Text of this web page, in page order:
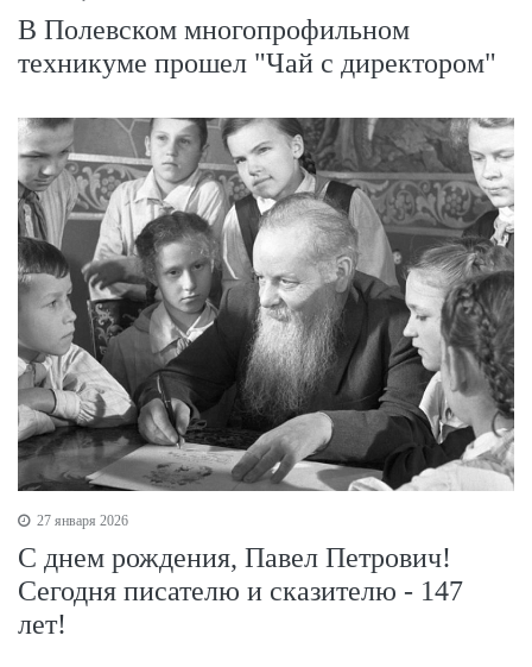
В Полевском многопрофильном
техникуме прошел "Чай с директором"
27 января 2026
С днем рождения, Павел Петрович!
Сегодня писателю и сказителю - 147
лет!